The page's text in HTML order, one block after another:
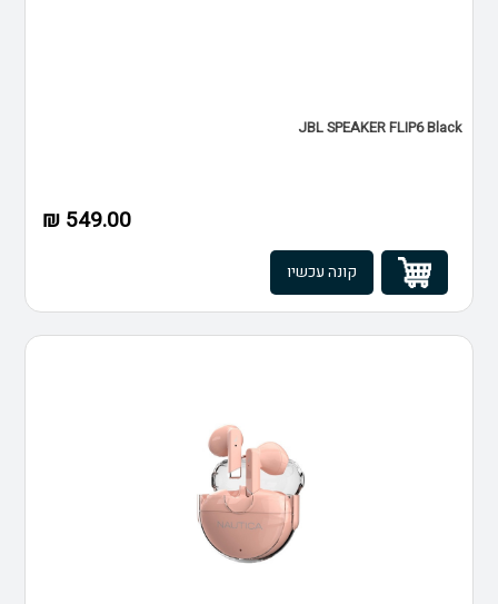
JBL SPEAKER FLIP6 Black
549.00 ₪
קונה עכשיו